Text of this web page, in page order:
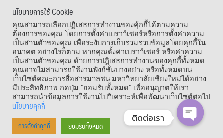
เมนูลัด
Copyright © 1964 – 2021 Faculty of Mass Communication, Chiang Mai
นโยบายการใช้ Cookie
คุณสามารถเลือกปฏิเสธการทำงานของคุ้กกี้ได้ตามความ
ต้องการของคุณ โดยการตั้งค่าเบราว์เซอร์หรือการตั้งค่าความ
เป็นส่วนตัวของคุณ เพื่อระงับการเก็บรวมรวบข้อมูลโดยคุกกี้ใน
อนาคต อย่างไรก็ตาม หากคุณตั้งค่าเบราว์เซอร์ หรือค่าความ
เป็นส่วนตัวของคุณ ด้วยการปฎิเสธการทำงานของคุกกี้ทั้งหมด
คุณอาจไม่สามารถใช้งานฟังก์ชั่นบางอย่าง หรือทั้งหมดบน
เว็บไซต์คณะการสื่อสารมวลชน มหาวิทยาลัยเชียงใหม่ได้อย่าง
มีประสิทธิภาพ กดปุ่ม "ยอมรับทั้งหมด" เพื่ออนุญาตให้เรา
สามารถนำข้อมูลการใช้งานไปวิเคราะห์เพื่อพัฒนาเว็บไซต์ต่อไป
นโยบายคุกกี้
การตั้งค่าคุกกี้ ยอมรับทั้งหมด
ติดต่อเรา